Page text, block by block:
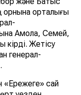
орнына орталығы
Ақмола, Семей,
кірді. Жетісу
генерал-
«Ережеге» сай